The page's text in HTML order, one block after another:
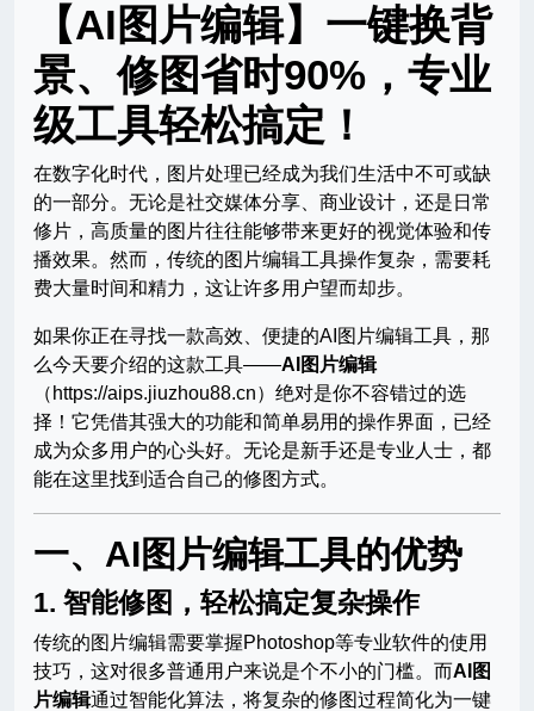
【AI图片编辑】一键换背
景、修图省时90%，专业
级工具轻松搞定！
在数字化时代，图片处理已经成为我们生活中不可或缺
的一部分。无论是社交媒体分享、商业设计，还是日常
修片，高质量的图片往往能够带来更好的视觉体验和传
播效果。然而，传统的图片编辑工具操作复杂，需要耗
费大量时间和精力，这让许多用户望而却步。
如果你正在寻找一款高效、便捷的AI图片编辑工具，那
么今天要介绍的这款工具——AI图片编辑
（https://aips.jiuzhou88.cn）绝对是你不容错过的选
择！它凭借其强大的功能和简单易用的操作界面，已经
成为众多用户的心头好。无论是新手还是专业人士，都
能在这里找到适合自己的修图方式。
一、AI图片编辑工具的优势
1. 智能修图，轻松搞定复杂操作
传统的图片编辑需要掌握Photoshop等专业软件的使用
技巧，这对很多普通用户来说是个不小的门槛。而AI图
片编辑通过智能化算法，将复杂的修图过程简化为一键